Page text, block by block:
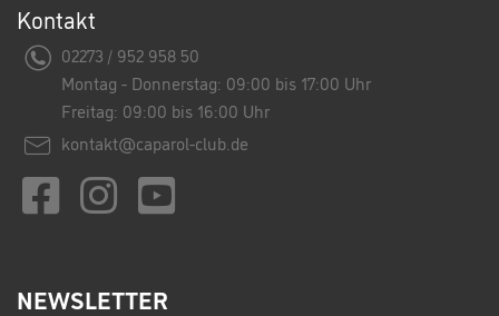
Kontakt
02273 / 952 958 50
Montag - Donnerstag: 09:00 bis 17:00 Uhr
Freitag: 09:00 bis 16:00 Uhr
kontakt@caparol-club.de
NEWSLETTER